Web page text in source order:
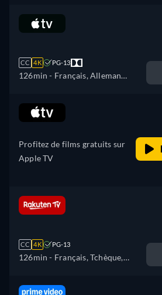
CC 4K PG-13
126min - Français, Allemand,
Profitez de films gratuits sur
Apple TV
CC 4K PG-13
126min - Français, Tchèque,
Italien, Polonais